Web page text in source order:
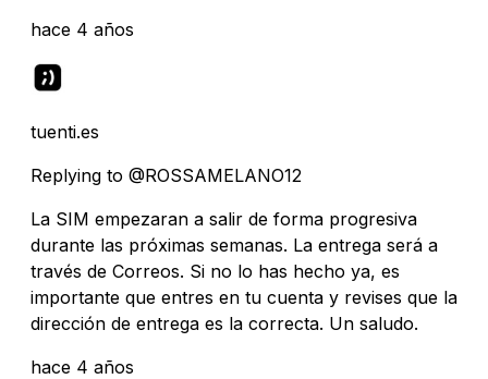
hace 4 años
tuenti.es
Replying to @ROSSAMELANO12
La SIM empezaran a salir de forma progresiva
durante las próximas semanas. La entrega será a
través de Correos. Si no lo has hecho ya, es
importante que entres en tu cuenta y revises que la
dirección de entrega es la correcta. Un saludo.
hace 4 años